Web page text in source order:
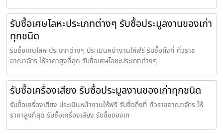
รับซื้อเศษโลหะประเภทต่างๆ รับซื้อประมูลงานของเก่า
ทุกชนิด
รับซื้อเศษโลหะประเภทต่างๆ ประเมินหน้างานให้ฟรี รับซื้อถึงที่ ทั่วราช
อาณาจักร ให้ราคาสูงที่สุด รับซื้อเศษโลหะประเภทต่างๆ
รับซื้อเครื่องเสียง รับซื้อประมูลงานของเก่าทุกชนิด
รับซื้อเครื่องเสียง ประเมินหน้างานให้ฟรี รับซื้อถึงที่ ทั่วราชอาณาจักร ให้
ราคาสูงที่สุด รับซื้อเครื่องเสียง รับซื้อของเก